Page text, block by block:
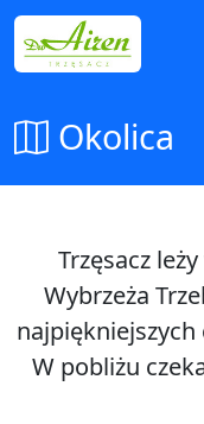
Okolica
Trzęsacz
Wybrzeża
W pobliżu